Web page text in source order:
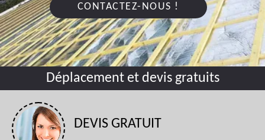
CONTACTEZ-NOUS !
Déplacement et devis gratuits
DEVIS GRATUIT